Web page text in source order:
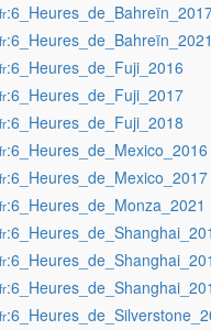
:6_Heures_de_Fuji_2016
:6_Heures_de_Fuji_2017
:6_Heures_de_Fuji_2018
:6_Heures_de_Mexico_2016
:6_Heures_de_Mexico_2017
:6_Heures_de_Monza_2021